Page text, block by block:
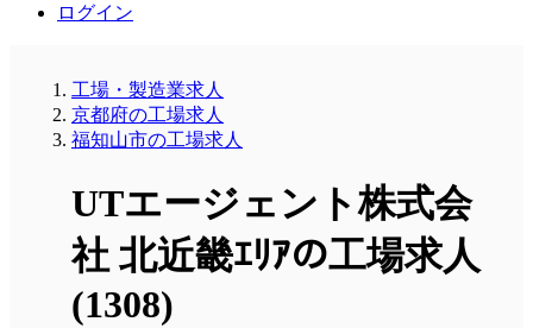
ログイン
工場・製造業求人
京都府の工場求人
福知山市の工場求人
UTエージェント株式会
社 北近畿ｴﾘｱの工場求人
(1308)